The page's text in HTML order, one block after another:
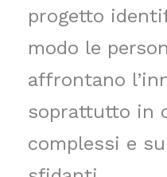
progetto
modo le
affrontano
soprattutto in
complessi e